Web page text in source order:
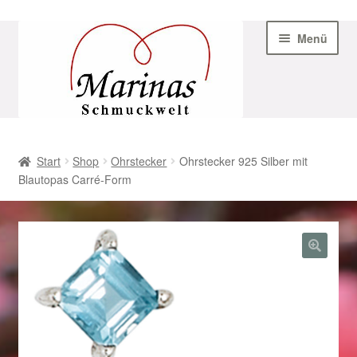
Navigation
Menü
AGB
Beispiel-Seite
Datenschutz
Geschenke zu Ostern 2023
Geschenke zu Ostern 2024
Start Shop Ohrstecker
Ohrstecker 925 Silber mit
Blautopas Carré-Form